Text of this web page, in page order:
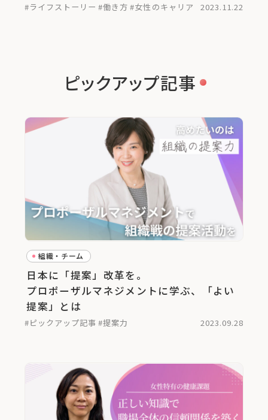
#ライフストーリー #働き方 #女性のキャリア 2023.11.22
ピックアップ記事
組織・チーム
日本に「提案」改革を。
プロポーザルマネジメントに学ぶ、「よい
提案」とは
#ピックアップ記事 #提案力 2023.09.28